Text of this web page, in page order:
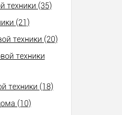
техники (35)
(21)
техники (20)
техники
техники (18)
(10)